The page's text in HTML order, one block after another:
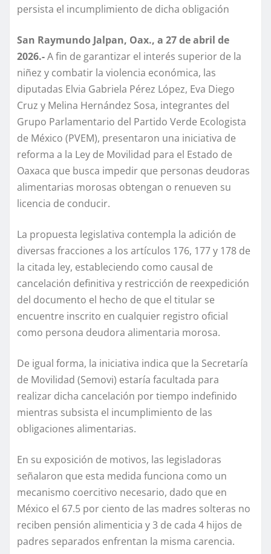
persista el incumplimiento de dicha obligación
San Raymundo Jalpan, Oax., a 27 de abril de
2026.-A fin de garantizar el interés superior de la
niñez y combatir la violencia económica, las
diputadas Elvia Gabriela Pérez López, Eva Diego
Cruz y Melina Hernández Sosa, integrantes del
Grupo Parlamentario del Partido Verde Ecologista
de México (PVEM), presentaron una iniciativa de
reforma a la Ley de Movilidad para el Estado de
Oaxaca que busca impedir que personas deudoras
alimentarias morosas obtengan o renueven su
licencia de conducir.
La propuesta legislativa contempla la adición de
diversas fracciones a los artículos 176, 177 y 178 de
la citada ley, estableciendo como causal de
cancelación definitiva y restricción de reexpedición
del documento el hecho de que el titular se
encuentre inscrito en cualquier registro oficial
como persona deudora alimentaria morosa.
De igual forma, la iniciativa indica que la Secretaría
de Movilidad (Semovi) estaría facultada para
realizar dicha cancelación por tiempo indefinido
mientras subsista el incumplimiento de las
obligaciones alimentarias.
En su exposición de motivos, las legisladoras
señalaron que esta medida funciona como un
mecanismo coercitivo necesario, dado que en
México el 67.5 por ciento de las madres solteras no
reciben pensión alimenticia y 3 de cada 4 hijos de
padres separados enfrentan la misma carencia.